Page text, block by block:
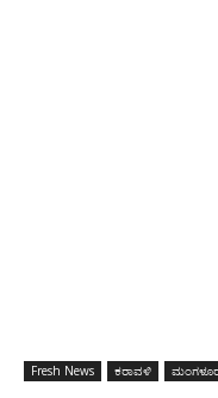
Fresh News ಕರಾವಳಿ